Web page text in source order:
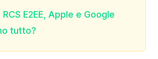
E2EE, Apple e Google
tutto?